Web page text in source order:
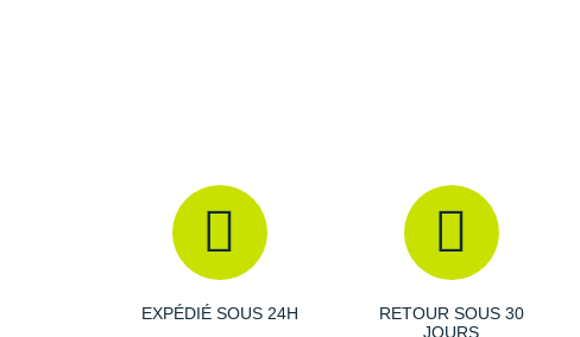
EXPÉDIÉ SOUS 24H
RETOUR SOUS 30
JOURS